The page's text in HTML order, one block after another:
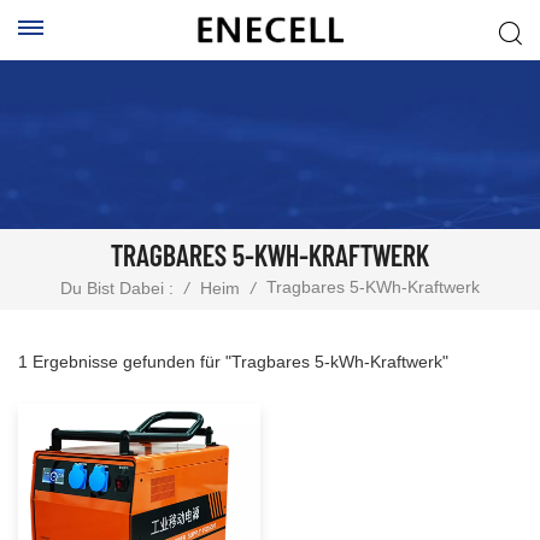
TRAGBARES 5-KWH-KRAFTWERK
Du Bist Dabei : / Heim / Tragbares 5-KWh-Kraftwerk
1 Ergebnisse gefunden für "Tragbares 5-kWh-Kraftwerk"